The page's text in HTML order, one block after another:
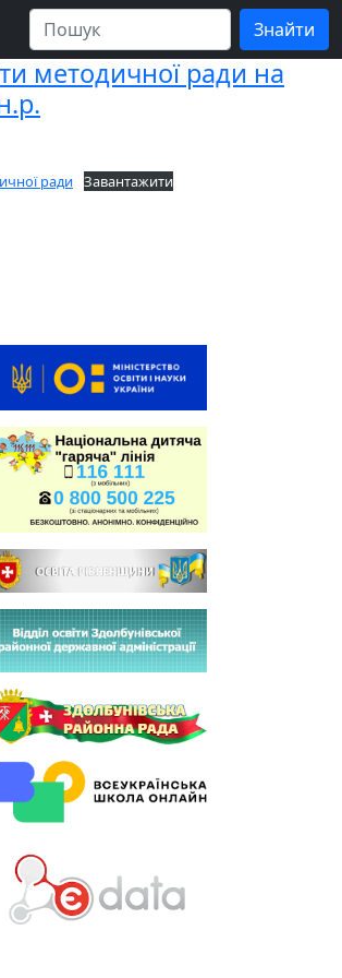
методичної ради на
ради Завантажити